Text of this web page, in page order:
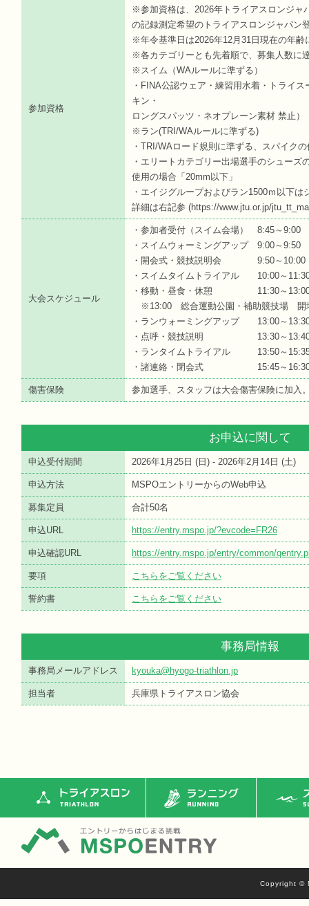
参加資格
※参加資格は、2026年トライアスロンジャ
の記録測定希望のトライアスロン
※年令基準日は2026年12月31日現在の年齢
※各カテゴリーとも先着順で、募集人数に
※スイム（WAルールに準ずる）
・FINA公認ウェア・練習用水着・トライ
キン・
ロングスパッツ・ネオプレーン素材 禁止）
※ラン(TRI/WAルールに準ずる)
・TRI/WAロード規則に準ずる、スパイク
・エリートカテゴリー出場選手のシュー
使用の場合「20mm以下」
・エイジグループおよびラン1500ｍ以下
詳細は右記参 (https://www.jtu.or.jp/
大会スケジュール
・参加者受付（スイム会場） 8:45～9:00
・スイムウォーミングアップ 9:00～9:50
・開会式・競技説明会 9:50～10:00
・スイムタイムトライアル 10:00～
・移動・昼食・休憩 11:30～
※13:00 総合運動公園・補助競技場 開
・ランウォーミングアップ 13:00～
・点呼・競技説明 13:30～
・ランタイムトライアル 13:50～
・諸連絡・閉会式 15:45～
傷害保険 参加選手、スタッフは大会傷害保険に加入
お申込に関して
申込受付期間 2026年1月25日 ( 日 ) - 2026年2月14日 (土)
申込方法 MSPOエントリーからのWeb申込
募集定員 合計50名
申込URL https://entry.mspo.jp/?evcode=FR26
申込確認URL https://entry.mspo.jp/entry/common/
要項 こちらをご覧ください
誓約書 こちらをご覧ください
事務局情報
事務局メールアドレス kyouka@hyogo-triathlon.jp
担当者 兵庫県トライアスロン協会
トライアスロン ランニング ス
Copyright ©